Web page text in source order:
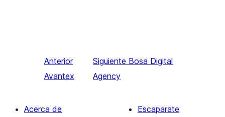
Anterior
Avantex
Siguiente Bosa Digital
Agency
Acerca de
Escaparate